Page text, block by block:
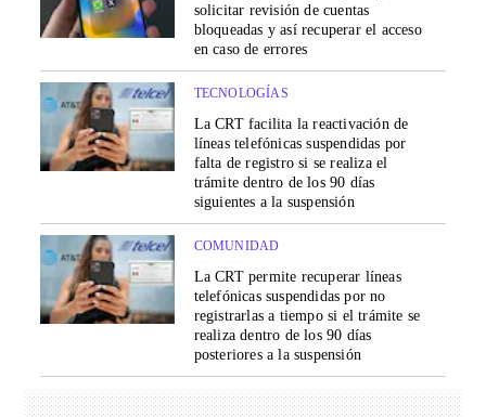
solicitar revisión de cuentas
bloqueadas y así recuperar el acceso
en caso de errores
TECNOLOGÍAS
La CRT facilita la reactivación de
líneas telefónicas suspendidas por
falta de registro si se realiza el
trámite dentro de los 90 días
siguientes a la suspensión
COMUNIDAD
La CRT permite recuperar líneas
telefónicas suspendidas por no
registrarlas a tiempo si el trámite se
realiza dentro de los 90 días
posteriores a la suspensión